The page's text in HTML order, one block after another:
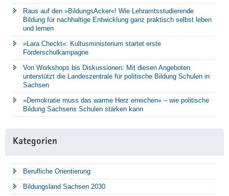
Raus auf den »BildungsAcker«! Wie Lehramtsstudierende
Bildung für nachhaltige Entwicklung ganz praktisch selbst leben
und lernen
»Lara Checkt«: Kultusministerium startet erste
Förderschulkampagne
Von Workshops bis Diskussionen: Mit diesen Angeboten
unterstützt die Landeszentrale für politische Bildung Schulen in
Sachsen
»Demokratie muss das warme Herz erreichen« – wie politische
Bildung Sachsens Schulen stärken kann
Kategorien
Berufliche Orientierung
Bildungsland Sachsen 2030